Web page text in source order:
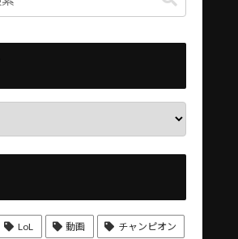
LoL 動画 チャンピオン